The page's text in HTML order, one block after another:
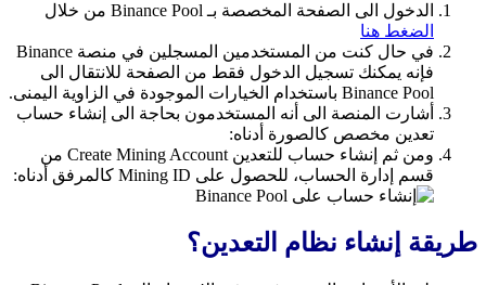
الدخول الى الصفحة المخصصة بـ Binance Pool من خلال
الضغط هنا
في حال كنت من المستخدمين المسجلين في منصة Binance
فإنه يمكنك تسجيل الدخول فقط من الصفحة للانتقال الى
Binance Pool باستخدام الخيارات الموجودة في الزاوية اليمنى.
أشارت المنصة الى أنه المستخدمون بحاجة الى إنشاء حساب
تعدين مخصص كالصورة أدناه:
ومن ثم إنشاء حساب للتعدين Create Mining Account من
قسم إدارة الحساب، للحصول على Mining ID كالمرفق أدناه:
طريقة إنشاء نظام التعدين؟